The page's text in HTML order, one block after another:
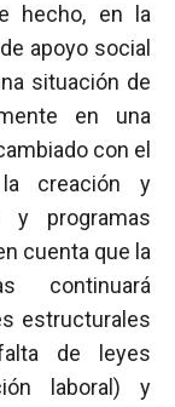
hecho, en la
apoyo social
situación de
en una
con el
creación y
y programas
cuenta que la
continuará
estructurales
de leyes
laboral) y